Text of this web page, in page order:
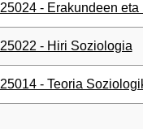
25024 - Erakundeen
25022 - Hiri Soziologia
25014 - Teoria